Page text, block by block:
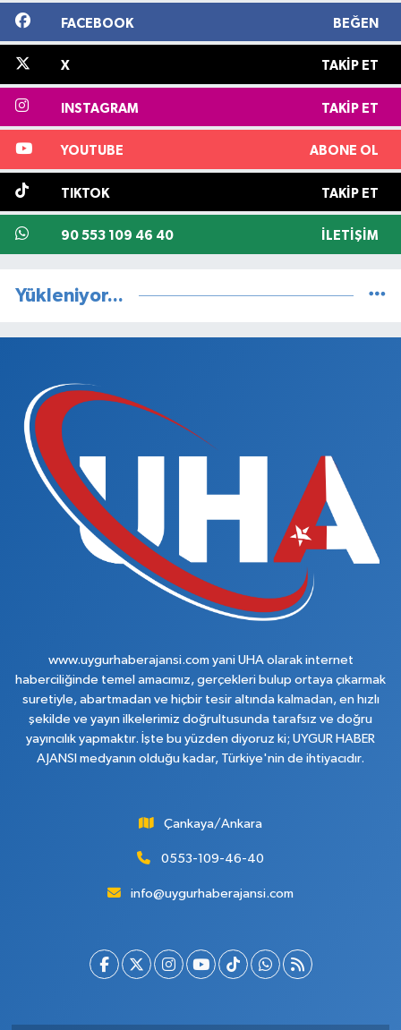
FACEBOOK BEĞEN
X TAKIP ET
INSTAGRAM TAKIP ET
YOUTUBE ABONE OL
TIKTOK TAKIP ET
90 553 109 46 40 İLETIŞIM
Yükleniyor...
www.uygurhaberajansi.com yani UHA olarak internet
haberciliğinde temel amacımız, gerçekleri bulup ortaya çıkarmak
suretiyle, abartmadan ve hiçbir tesir altında kalmadan, en hızlı
şekilde ve yayın ilkelerimiz doğrultusunda tarafsız ve doğru
yayıncılık yapmaktır. İşte bu yüzden diyoruz ki; UYGUR HABER
AJANSI medyanın olduğu kadar, Türkiye'nin de ihtiyacıdır.
Çankaya/Ankara
0553-109-46-40
info@uygurhaberajansi.com